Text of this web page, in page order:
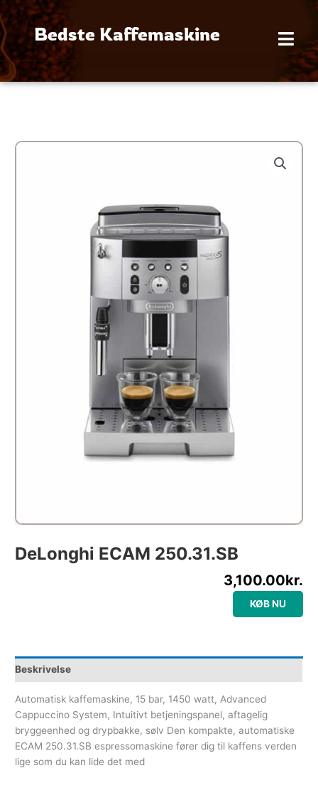
til
indholdetBedste Kaffemaskine
DeLonghi ECAM 250.31.SB
3,100.00kr.
KØB NU
Beskrivelse
Automatisk kaffemaskine, 15 bar, 1450 watt, Advanced
Cappuccino System, Intuitivt betjeningspanel, aftagelig
bryggeenhed og drypbakke, sølv Den kompakte, automatiske
ECAM 250.31.SB espressomaskine fører dig til kaffens verden
lige som du kan lide det med